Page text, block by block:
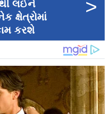
લઈને
ક્ષેત્રોમાં
કરશે
>